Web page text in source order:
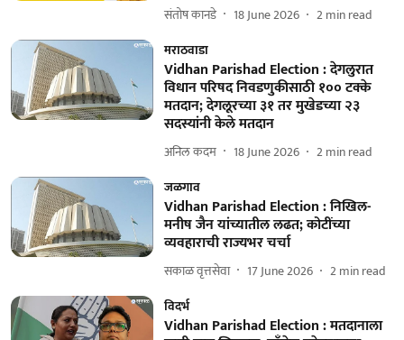
संतोष कानडे 18 June 2026 2min read
मराठवाडा
Vidhan Parishad Election : देगलुरात
विधान परिषद निवडणुकीसाठी १०० टक्के
मतदान; देगलूरच्या ३१ तर मुखेडच्या २३
सदस्यांनी केले मतदान
अनिल कदम 18 June 2026 2min read
जळगाव
Vidhan Parishad Election : निखिल-
मनीष जैन यांच्यातील लढत; कोटींच्या
व्यवहाराची राज्यभर चर्चा
सकाळ वृत्तसेवा 17 June 2026 2min read
विदर्भ
Vidhan Parishad Election : मतदानाला